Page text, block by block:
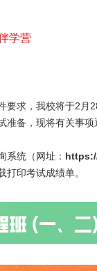
学营
要求，我校将于2
准备，现将有关事项
系统（网址：
印考试成绩单。